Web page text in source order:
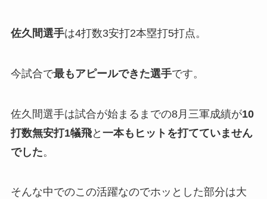
佐久間選手は4打数3安打2本塁打5打点。
今試合で最もアピールできた選手です。
佐久間選手は試合が始まるまでの8月三軍成績が10
打数無安打1犠飛と 一本もヒットを打てていません
でした。
そんな中でのこの活躍なのでホッとした部分は大